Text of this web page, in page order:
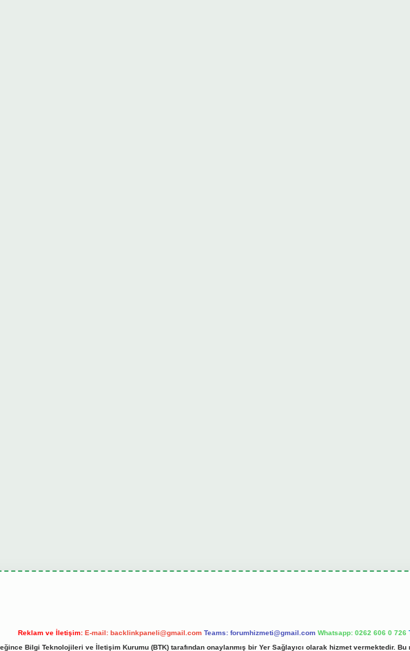
Reklam ve İletişim: E-mail: backlinkpaneli@gmail.com Teams: forumhizmeti@gmail.com Whatsapp: 0262 606 0 726
Bilgi Teknolojileri ve İletişim Kurumu (BTK) tarafından onaylanmış bir Yer Sağlayıcı olarak hizmet vermektedir.